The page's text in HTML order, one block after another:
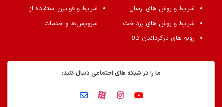
شرایط و روش های ارسال
شرایط و روش های پرداخت
رویه های بازگرداندن کالا
شرایط و قوانین استفاده از
سرویس‌ها و خدمات
ما را در شبکه های اجتماعی دنبال کنید: